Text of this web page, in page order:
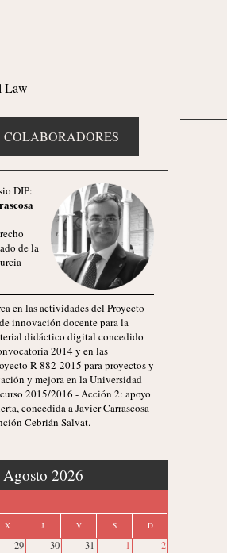
Law
COLABORADORES
DIP:
de la
en las actividades del Proyecto
innovación docente para la
didáctico digital concedido
2014 y en las
R-882-2015 para proyectos y
y mejora en la Universidad
2015/2016 - Acción 2: apoyo
concedida a Javier Carrascosa
Cebrián Salvat.
Agosto 2026
X J V S D
29 30 31 1
2